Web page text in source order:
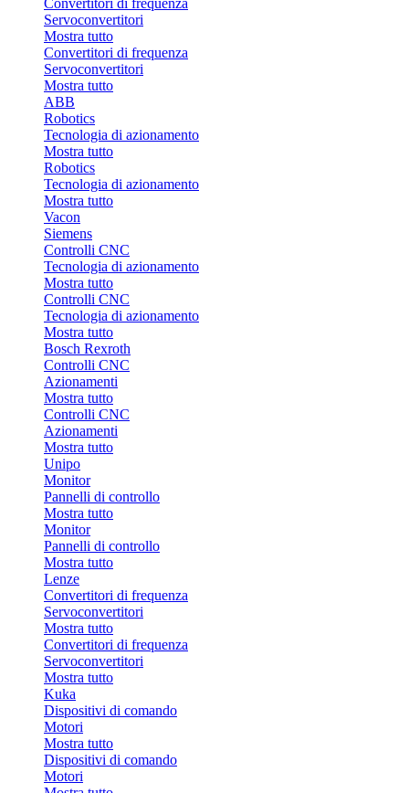
Convertitori di frequenza
Servoconvertitori
Mostra tutto
Convertitori di frequenza
Servoconvertitori
Mostra tutto
ABB
Robotics
Tecnologia di azionamento
Mostra tutto
Robotics
Tecnologia di azionamento
Mostra tutto
Vacon
Siemens
Controlli CNC
Tecnologia di azionamento
Mostra tutto
Controlli CNC
Tecnologia di azionamento
Mostra tutto
Bosch Rexroth
Controlli CNC
Azionamenti
Mostra tutto
Controlli CNC
Azionamenti
Mostra tutto
Unipo
Monitor
Pannelli di controllo
Mostra tutto
Monitor
Pannelli di controllo
Mostra tutto
Lenze
Convertitori di frequenza
Servoconvertitori
Mostra tutto
Convertitori di frequenza
Servoconvertitori
Mostra tutto
Kuka
Dispositivi di comando
Motori
Mostra tutto
Dispositivi di comando
Motori